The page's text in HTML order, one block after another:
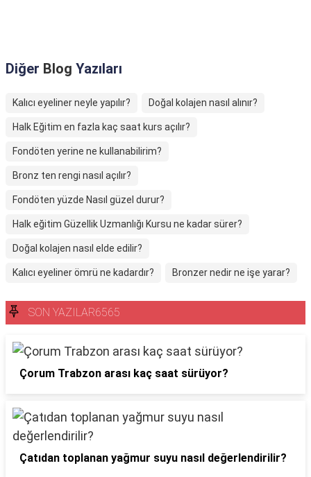
Diğer Blog Yazıları
Kalıcı eyeliner neyle yapılır? Doğal kolajen nasıl alınır?
Halk Eğitim en fazla kaç saat kurs açılır?
Fondöten yerine ne kullanabilirim?
Bronz ten rengi nasıl açılır?
Fondöten yüzde Nasıl güzel durur?
Halk eğitim Güzellik Uzmanlığı Kursu ne kadar sürer?
Doğal kolajen nasıl elde edilir?
Kalıcı eyeliner ömrü ne kadardır? Bronzer nedir ne işe yarar?
SON YAZILAR6565
Çorum Trabzon arası kaç saat sürüyor?
Çatıdan toplanan yağmur suyu nasıl değerlendirilir?